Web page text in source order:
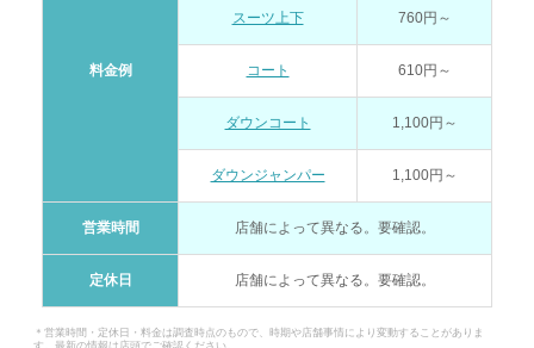
料金例
スーツ上下 760円～
コート 610円～
ダウンコート 1,100円～
ダウンジャンパー 1,100円～
営業時間 店舗によって異なる。要確認。
定休日 店舗によって異なる。要確認。
＊営業時間・定休日・料金は調査時点のもので、時期や店舗事情により変動することがありま
す。最新の情報は店頭でご確認ください。